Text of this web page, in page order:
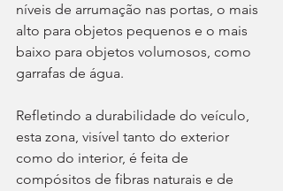
níveis de arrumação nas portas, o mais
alto para objetos pequenos e o mais
baixo para objetos volumosos, como
garrafas de água.
Refletindo a durabilidade do veículo,
esta zona, visível tanto do exterior
como do interior, é feita de
compósitos de fibras naturais e de